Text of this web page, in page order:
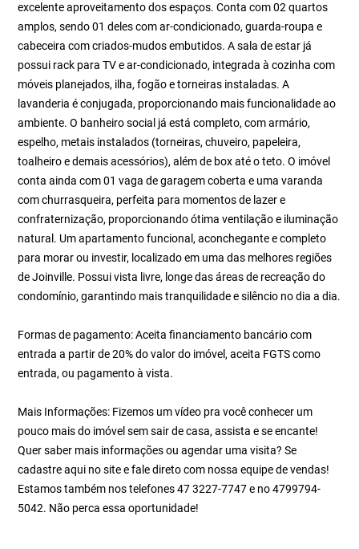
excelente aproveitamento dos espaços. Conta com 02 quartos
amplos, sendo 01 deles com ar-condicionado, guarda-roupa e
cabeceira com criados-mudos embutidos. A sala de estar já
possui rack para TV e ar-condicionado, integrada à cozinha com
móveis planejados, ilha, fogão e torneiras instaladas. A
lavanderia é conjugada, proporcionando mais funcionalidade ao
ambiente. O banheiro social já está completo, com armário,
espelho, metais instalados (torneiras, chuveiro, papeleira,
toalheiro e demais acessórios), além de box até o teto. O imóvel
conta ainda com 01 vaga de garagem coberta e uma varanda
com churrasqueira, perfeita para momentos de lazer e
confraternização, proporcionando ótima ventilação e iluminação
natural. Um apartamento funcional, aconchegante e completo
para morar ou investir, localizado em uma das melhores regiões
de Joinville. Possui vista livre, longe das áreas de recreação do
condomínio, garantindo mais tranquilidade e silêncio no dia a dia.
Formas de pagamento: Aceita financiamento bancário com
entrada a partir de 20% do valor do imóvel, aceita FGTS como
entrada, ou pagamento à vista.
Mais Informações: Fizemos um vídeo pra você conhecer um
pouco mais do imóvel sem sair de casa, assista e se encante!
Quer saber mais informações ou agendar uma visita? Se
cadastre aqui no site e fale direto com nossa equipe de vendas!
Estamos também nos telefones 47 3227-7747 e no 4799794-
5042. Não perca essa oportunidade!